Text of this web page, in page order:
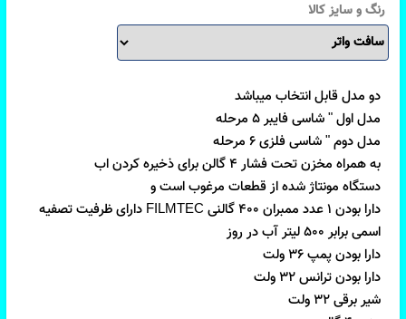
رنگ و سایز کالا
دو مدل قابل انتخاب میباشد
مدل دوم " شاسی فلزی 6 مرحله
به همراه مخزن تحت فشار 4 گالن برای ذخیره کردن اب
دستگاه مونتاژ شده از قطعات مرغوب است و
دارا بودن 1 عدد ممبران 4۰۰ گالنی FILMTEC دارای ظرفیت تصفیه
اسمی برابر 500 لیتر آب در روز